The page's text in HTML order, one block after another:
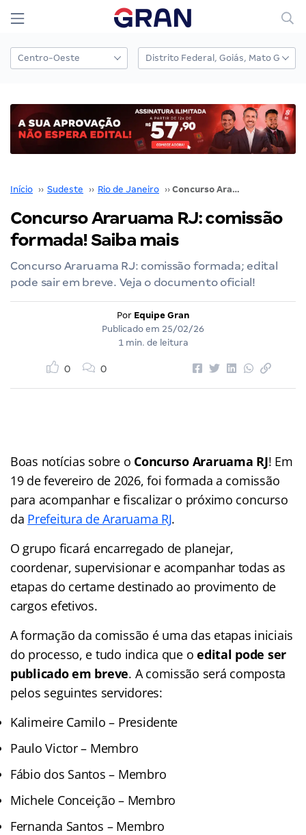
Início ›› Sudeste ›› Rio de Janeiro ›› Concurso Araruama RJ: comissão formada! Saiba mais
Concurso Araruama RJ: comissão
formada! Saiba mais
Concurso Araruama RJ: comissão formada; edital
pode sair em breve. Veja o documento oficial!
Por Equipe Gran
Publicado em 25/02/26
1 min. de leitura
0 0
Boas notícias sobre o Concurso Araruama RJ! Em
19 de fevereiro de 2026, foi formada a comissão
para acompanhar e fiscalizar o próximo concurso
da Prefeitura de Araruama RJ.
O grupo ficará encarregado de planejar,
coordenar, supervisionar e acompanhar todas as
etapas do certame destinado ao provimento de
cargos efetivos.
A formação da comissão é uma das etapas iniciais
do processo, e tudo indica que o edital pode ser
publicado em breve. A comissão será composta
pelos seguintes servidores:
Kalimeire Camilo – Presidente
Paulo Victor – Membro
Fábio dos Santos – Membro
Michele Conceição – Membro
Fernanda Santos – Membro